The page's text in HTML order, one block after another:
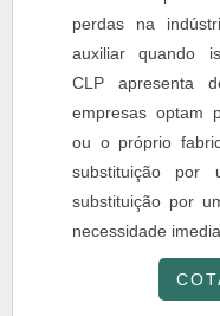
perdas na
auxiliar quando
CLP apresenta
empresas optam
ou o próprio
substituição por
substituição por
necessidade